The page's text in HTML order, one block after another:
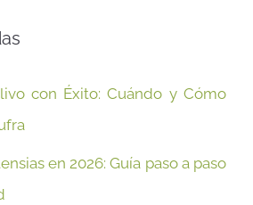
con Éxito: Cuándo y Cómo
en 2026: Guía paso a paso